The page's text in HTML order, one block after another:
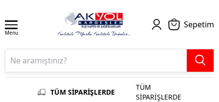
Menu
Sepetim
TÜM SİPARİŞLERDE
TÜM
SİPARİŞLERDE